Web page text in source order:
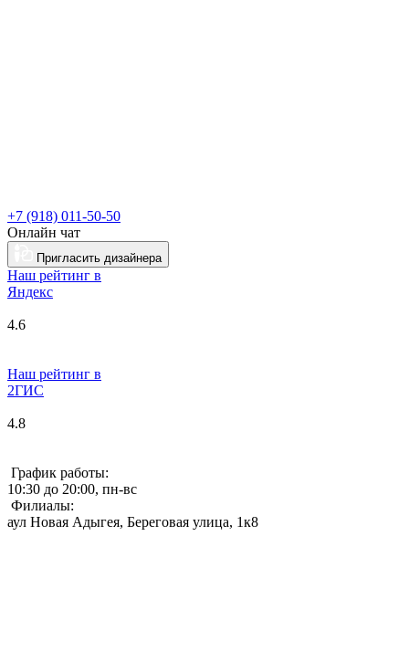
+7 (918) 011-50-50
Онлайн чат
Пригласить дизайнера
Наш рейтинг в
Яндекс
4.6
Наш рейтинг в
2ГИС
4.8
График работы:
10:30 до 20:00, пн-вс
Филиалы:
аул Новая Адыгея, Береговая улица, 1к8